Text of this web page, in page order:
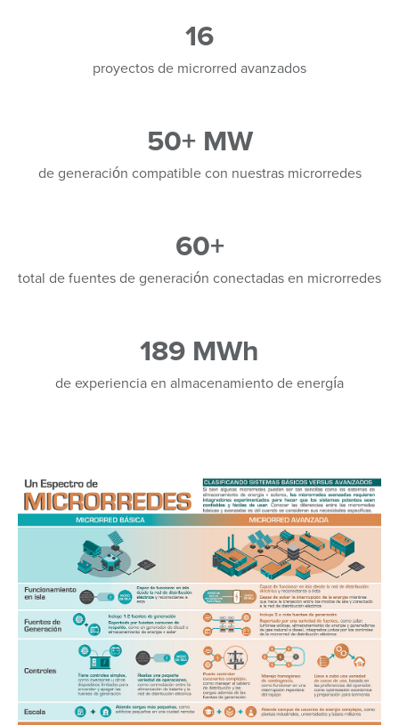
16
proyectos de microrred avanzados
50+ MW
de generación compatible con nuestras microrredes
60+
total de fuentes de generación conectadas en microrredes
189 MWh
de experiencia en almacenamiento de energía